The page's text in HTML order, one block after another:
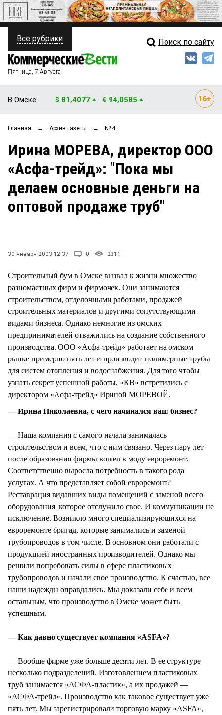
ПОЛИТИКА
ФИНАНСЫ
ОБЩЕСТВО
ЗАКОН
НОВОСТИ КОМПАНИЙ
ПРОИСШЕСТВИЯ
Свежий выпуск
Рейтинги
Блоги
Архив
Все рубрики Поиск по сайту
Пятница, 7 Августа
В Омске: $ 81,4077 € 94,0585
Главная → Архив газеты → № 4
Ирина МОРЕВА, директор ООО
«Асфа-трейд»: "Пока мы
делаем основные деньги на
оптовой продаже труб"
30 января 2003 12:37 0 2311
Строительный бум в Омске вызвал к жизни множество
разномастных фирм и фирмочек. Они занимаются
строительством, отделочными работами, продажей
строительных материалов и другими сопутствующими
видами бизнеса. Однако немногие из омских
предпринимателей отважились на создание собственного
производства. ООО «Асфа-трейд» работает на омском
рынке примерно пять лет и производит полимерные трубы
для систем отопления и водоснабжения. Для того чтобы
узнать секрет успешной работы, «КВ» встретились с
директором «Асфа-трейд» Ириной МОРЕВОЙ.
— Ирина Николаевна, с чего начинался ваш бизнес?
— Наша компания с самого начала занималась
строительством и всем, что с ним связано. Через пару лет
после образования фирмы вошел в моду евроремонт.
Соответственно выросла потребность в такого рода
услугах. А что представляет собой евроремонт?
Реставрация видавших виды помещений с заменой всего
оборудования, которое отслужило свое. И коммуникации не
исключение. Возникло много специализирующихся на
евроремонте бригад, которые занимались и заменой
трубопроводов в том числе. В основном они работали с
продукцией иностранных производителей. Однако мы
решили попробовать силы в сфере пластиковых
трубопроводов и начали свое производство. К счастью, все
наши надежды оправдались. Мы доказали себе и всем
остальным, что производство в Омске может быть
успешным.
— Как давно существует компания «ASFA»?
— Вообще фирме уже больше десяти лет. В ее структуре
несколько подразделений. Изготовлением пластиковых
труб занимается «АСФА-пластик», а их продажей —
«АСФА-трейд». Производство как таковое существует уже
пять лет. Мы зарегистрировали торговую марку «ASFA»,